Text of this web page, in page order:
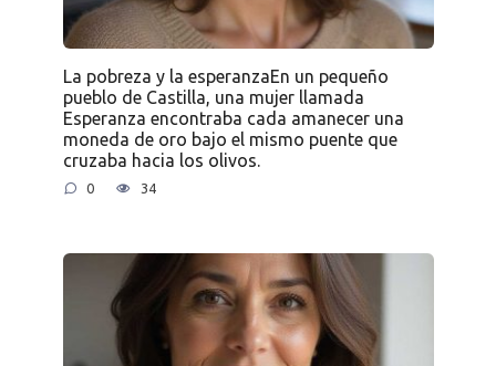
La pobreza y la esperanzaEn un pequeño
pueblo de Castilla, una mujer llamada
Esperanza encontraba cada amanecer una
moneda de oro bajo el mismo puente que
cruzaba hacia los olivos.
0 34